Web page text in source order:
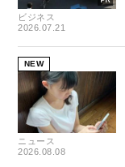
ビジネス
2026.07.21
NEW
ニュース
2026.08.08